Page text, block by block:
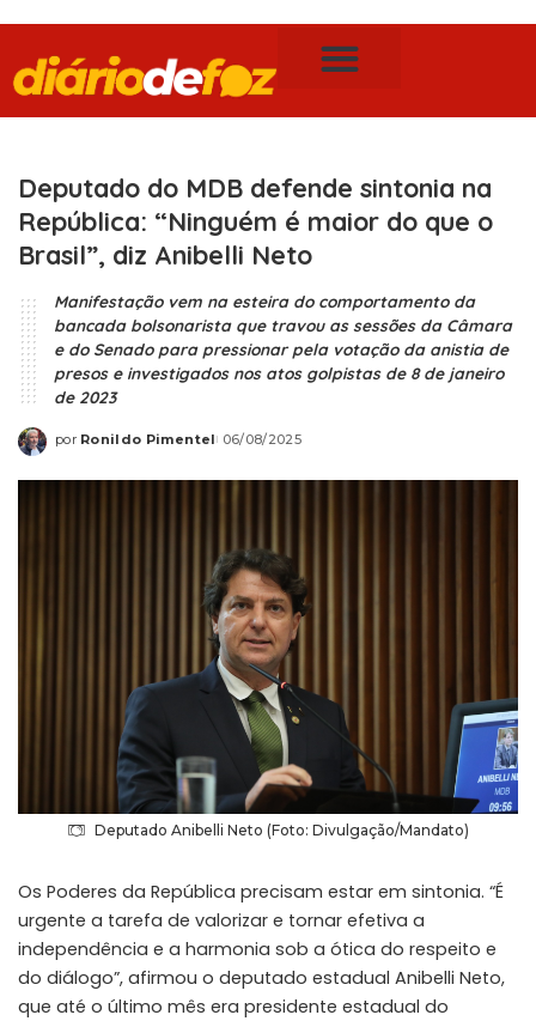
Deputado do MDB defende sintonia na
República: “Ninguém é maior do que o
Brasil”, diz Anibelli Neto
Manifestação vem na esteira do comportamento da
bancada bolsonarista que travou as sessões da Câmara
e do Senado para pressionar pela votação da anistia de
presos e investigados nos atos golpistas de 8 de janeiro
de 2023
por Ronildo Pimentel 06/08/2025
Deputado Anibelli Neto (Foto: Divulgação/Mandato)
Os Poderes da República precisam estar em sintonia. “É
urgente a tarefa de valorizar e tornar efetiva a
independência e a harmonia sob a ótica do respeito e
do diálogo”, afirmou o deputado estadual Anibelli Neto,
que até o último mês era presidente estadual do